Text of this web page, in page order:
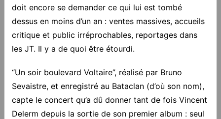
doit encore se demander ce qui lui est tombé
dessus en moins d’un an : ventes massives, accueils
critique et public irréprochables, reportages dans
les JT. Il y a de quoi être étourdi.
“Un soir boulevard Voltaire”, réalisé par Bruno
Sevaistre, et enregistré au Bataclan (d’où son nom),
capte le concert qu’a dû donner tant de fois Vincent
Delerm depuis la sortie de son premier album : seul